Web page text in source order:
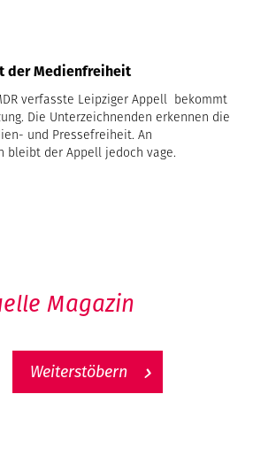
der Medienfreiheit
verfasste Leipziger Appell bekommt
Die Unterzeichnenden erkennen die
und Pressefreiheit. An
bleibt der Appell jedoch vage.
Magazin
Weiterstöbern